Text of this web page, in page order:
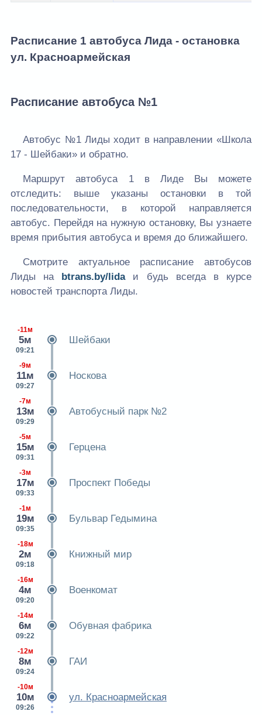
Расписание 1 автобуса Лида - остановка
ул. Красноармейская
Расписание автобуса №1
Автобус №1 Лиды ходит в направлении «Школа
17 - Шейбаки» и обратно.
Маршрут автобуса 1 в Лиде Вы можете
отследить: выше указаны остановки в той
последовательности, в которой направляется
автобус. Перейдя на нужную остановку, Вы узнаете
время прибытия автобуса и время до ближайшего.
Смотрите актуальное расписание автобусов
Лиды на btrans.by/lidaи будь всегда в курсе
новостей транспорта Лиды.
-11м
5м
09:21
Шейбаки
-9м
11м
09:27
Носкова
-7м
13м
09:29
Автобусный парк №2
-5м
15м
09:31
Герцена
-3м
17м
09:33
Проспект Победы
-1м
19м
09:35
Бульвар Гедымина
-18м
2м
09:18
Книжный мир
-16м
4м
09:20
Военкомат
-14м
6м
09:22
Обувная фабрика
-12м
8м
09:24
ГАИ
-10м
10м
09:26
ул. Красноармейская